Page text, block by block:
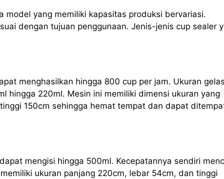
model yang memiliki kapasitas produksi bervariasi.
dengan tujuan penggunaan. Jenis-jenis cup sealer
menghasilkan hingga 800 cup per jam. Ukuran gelas
hingga 220ml. Mesin ini memiliki dimensi ukuran yang
150cm sehingga hemat tempat dan dapat
mengisi hingga 500ml. Kecepatannya sendiri
ukuran panjang 220cm, lebar 54cm, dan tinggi